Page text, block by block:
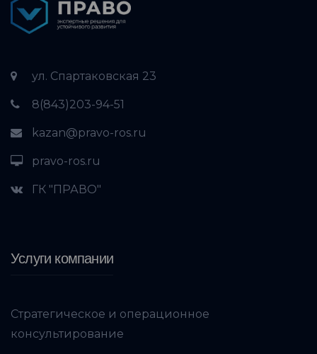
ул. Спартаковская 23
8(843)203-94-51
kazan@pravo-ros.ru
pravo-ros.ru
ГК "ПРАВО"
Услуги компании
Стратегическое и операционное
консультирование